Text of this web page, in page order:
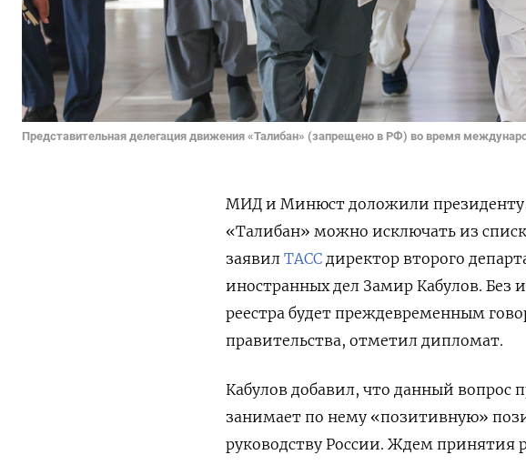
Представительная делегация движения «Талибан» (запрещено в РФ) во время
МИД и Минюст доложили
«Талибан» можно исключать из
заявил ТАСС директор второго
иностранных дел Замир Кабулов. Без
реестра будет преждевременным
правительства, отметил дипломат.
Кабулов добавил, что данный вопрос
занимает по нему «позитивную»
руководству России. Ждем